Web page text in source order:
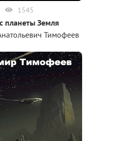
1545
планеты Земля
Тимофеев